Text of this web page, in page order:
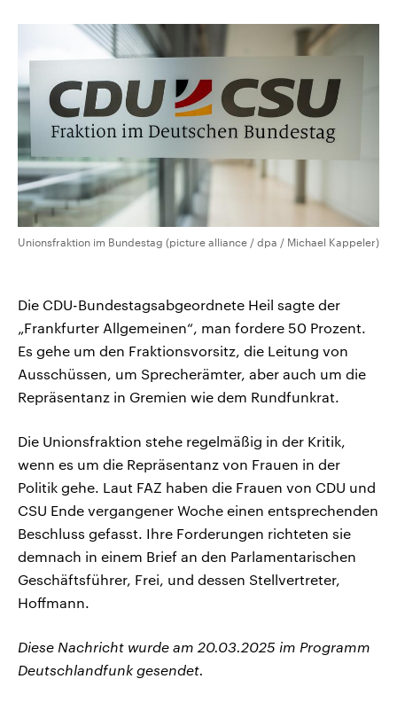
Unionsfraktion im Bundestag (picture alliance / dpa / Michael Kappeler)
Die CDU-Bundestagsabgeordnete Heil sagte der
„Frankfurter Allgemeinen“, man fordere 50 Prozent.
Es gehe um den Fraktionsvorsitz, die Leitung von
Ausschüssen, um Sprecherämter, aber auch um die
Repräsentanz in Gremien wie dem Rundfunkrat.
Die Unionsfraktion stehe regelmäßig in der Kritik,
wenn es um die Repräsentanz von Frauen in der
Politik gehe. Laut FAZ haben die Frauen von CDU und
CSU Ende vergangener Woche einen entsprechenden
Beschluss gefasst. Ihre Forderungen richteten sie
demnach in einem Brief an den Parlamentarischen
Geschäftsführer, Frei, und dessen Stellvertreter,
Hoffmann.
Diese Nachricht wurde am 20.03.2025 im Programm
Deutschlandfunk gesendet.